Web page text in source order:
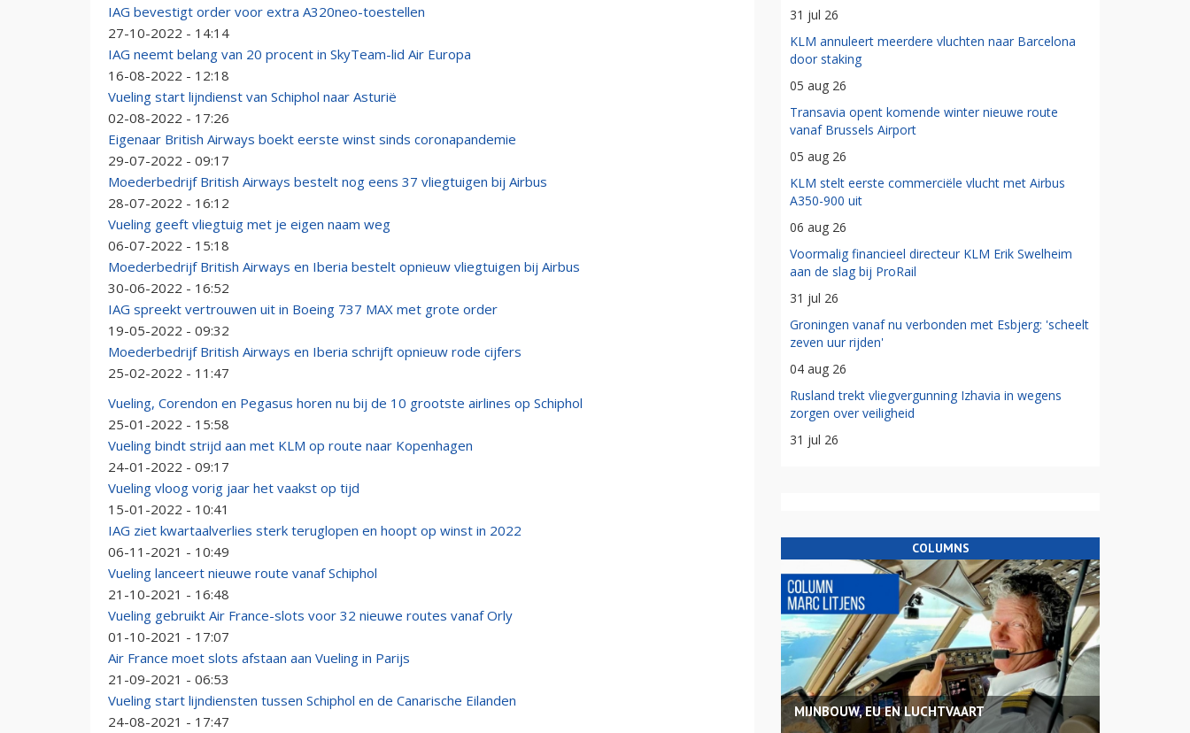
IAG bevestigt order voor extra A320neo-toestellen
27-10-2022 - 14:14
IAG neemt belang van 20 procent in SkyTeam-lid Air Europa
16-08-2022 - 12:18
Vueling start lijndienst van Schiphol naar Asturië
02-08-2022 - 17:26
Eigenaar British Airways boekt eerste winst sinds coronapandemie
29-07-2022 - 09:17
Moederbedrijf British Airways bestelt nog eens 37 vliegtuigen bij Airbus
28-07-2022 - 16:12
Vueling geeft vliegtuig met je eigen naam weg
06-07-2022 - 15:18
Moederbedrijf British Airways en Iberia bestelt opnieuw vliegtuigen bij Airbus
30-06-2022 - 16:52
IAG spreekt vertrouwen uit in Boeing 737 MAX met grote order
19-05-2022 - 09:32
Moederbedrijf British Airways en Iberia schrijft opnieuw rode cijfers
25-02-2022 - 11:47
Vueling, Corendon en Pegasus horen nu bij de 10 grootste airlines op Schiphol
25-01-2022 - 15:58
Vueling bindt strijd aan met KLM op route naar Kopenhagen
24-01-2022 - 09:17
Vueling vloog vorig jaar het vaakst op tijd
15-01-2022 - 10:41
IAG ziet kwartaalverlies sterk teruglopen en hoopt op winst in 2022
06-11-2021 - 10:49
Vueling lanceert nieuwe route vanaf Schiphol
21-10-2021 - 16:48
Vueling gebruikt Air France-slots voor 32 nieuwe routes vanaf Orly
01-10-2021 - 17:07
Air France moet slots afstaan aan Vueling in Parijs
21-09-2021 - 06:53
Vueling start lijndiensten tussen Schiphol en de Canarische Eilanden
24-08-2021 - 17:47
31 jul 26
KLM annuleert meerdere vluchten naar Barcelona
door staking
05 aug 26
Transavia opent komende winter nieuwe route
vanaf Brussels Airport
05 aug 26
KLM stelt eerste commerciële vlucht met Airbus
A350-900 uit
06 aug 26
Voormalig financieel directeur KLM Erik Swelheim
aan de slag bij ProRail
31 jul 26
Groningen vanaf nu verbonden met Esbjerg: 'scheelt
zeven uur rijden'
04 aug 26
Rusland trekt vliegvergunning Izhavia in wegens
zorgen over veiligheid
31 jul 26
COLUMNS
MIJNBOUW, EU EN LUCHTVAART